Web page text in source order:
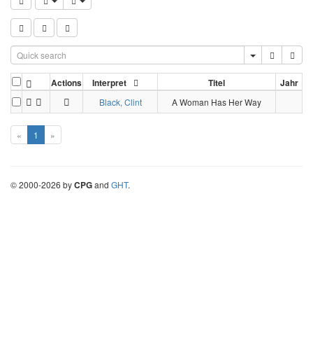
Actions Interpret Titel Jahr
Black, Clint A Woman Has Her Way
« 1 »
©2000-2026 byCPGand GHT.